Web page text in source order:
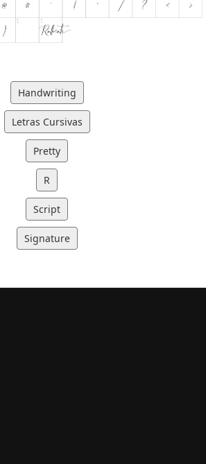
Handwriting
Letras Cursivas
Pretty
R
Script
Signature